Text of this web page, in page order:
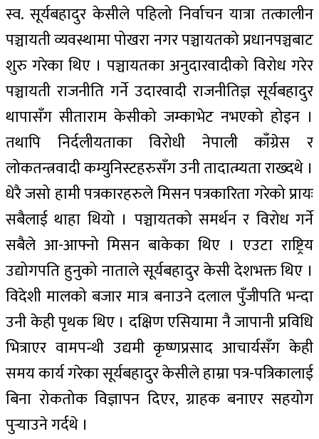
स्व. सूर्यबहादुर केसीले पहिलो निर्वाचन यात्रा तत्कालीन
पञ्चायती व्यवस्थामा पोखरा नगर पञ्चायतको प्रधानपञ्चबाट
शुरु गरेका थिए । पञ्चायतका अनुदारवादीको विरोध गरेर
पञ्चायती राजनीति गर्ने उदारवादी राजनीतिज्ञ सूर्यबहादुर
थापासँग सीताराम केसीको जम्काभेट नभएको होइन ।
तथापि निर्दलीयताका विरोधी नेपाली काँग्रेस र
लोकतन्त्रवादी कम्युनिस्टहरुसँग उनी तादात्म्यता राख्दथे ।
धेरै जसो हामी पत्रकारहरुले मिसन पत्रकारिता गरेको प्रायः
सबैलाई थाहा थियो । पञ्चायतको समर्थन र विरोध गर्ने
सबैले आ-आफ्नो मिसन बाकेका थिए । एउटा राष्ट्रिय
उद्योगपति हुनुको नाताले सूर्यबहादुर केसी देशभक्त थिए ।
विदेशी मालको बजार मात्र बनाउने दलाल पुँजीपति भन्दा
उनी केही पृथक थिए । दक्षिण एसियामा नै जापानी प्रविधि
भित्राएर वामपन्थी उद्यमी कृष्णप्रसाद आचार्यसँग केही
समय कार्य गरेका सूर्यबहादुर केसीले हाम्रा पत्र-पत्रिकालाई
बिना रोकतोक विज्ञापन दिएर, ग्राहक बनाएर सहयोग
पुर्‍याउने गर्दथे ।